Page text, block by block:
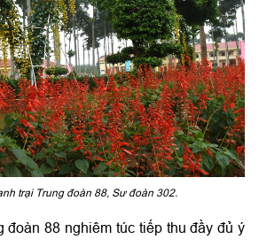
trại Trung đoàn 88, Sư đoàn 302.
đoàn 88 nghiêm túc tiếp thu đầy đủ ý